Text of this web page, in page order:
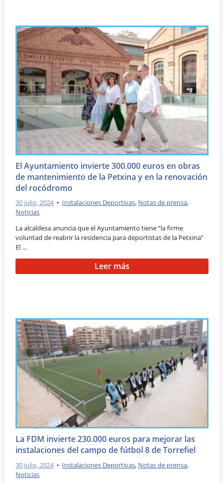
El Ayuntamiento invierte 300.000 euros en obras
de mantenimiento de la Petxina y en la renovación
del rocódromo
30 julio, 2024 • Instalaciones Deportivas, Notas de prensa,
Noticias
La alcaldesa anuncia que el Ayuntamiento tiene “la firme
voluntad de reabrir la residencia para deportistas de la Petxina”
El …
Leer más
La FDM invierte 230.000 euros para mejorar las
instalaciones del campo de fútbol 8 de Torrefiel
30 julio, 2024 • Instalaciones Deportivas, Notas de prensa,
Noticias